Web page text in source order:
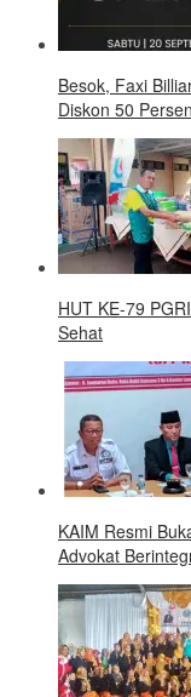
Besok, Faxi
Diskon 50
HUT KE-79
Sehat
KAIM Resmi
Advokat